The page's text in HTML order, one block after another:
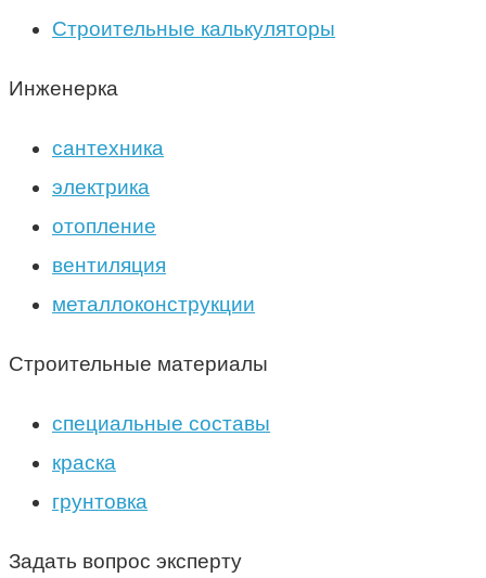
Строительные калькуляторы
Инженерка
сантехника
электрика
отопление
вентиляция
металлоконструкции
Строительные материалы
специальные составы
краска
грунтовка
Задать вопрос эксперту